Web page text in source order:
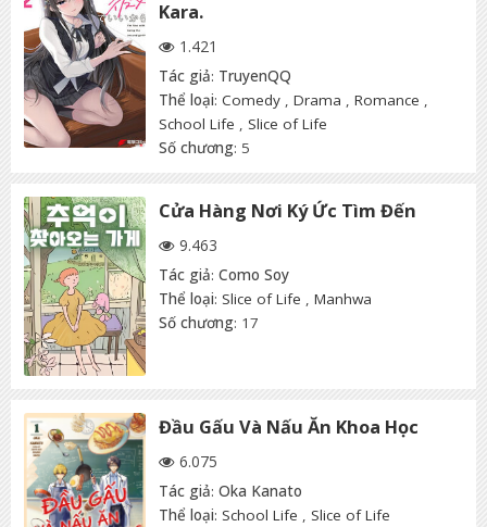
Kara.
1.421
Tác giả: TruyenQQ
Thể loại: Comedy , Drama , Romance ,
School Life , Slice of Life
Số chương: 5
Cửa Hàng Nơi Ký Ức Tìm Đến
9.463
Tác giả: Como Soy
Thể loại: Slice of Life , Manhwa
Số chương: 17
Đầu Gấu Và Nấu Ăn Khoa Học
6.075
Tác giả: Oka Kanato
Thể loại: School Life , Slice of Life